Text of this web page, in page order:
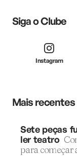
Siga o Clube
Instagram
Mais recentes
Sete peças
ler teatro
para começar